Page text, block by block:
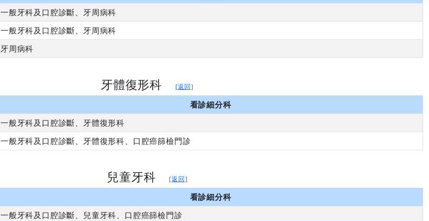
一般牙科及口腔診斷、牙周病科
一般牙科及口腔診斷、牙周病科
牙周病科
牙體復形科 [返回]
看診細分科
一般牙科及口腔診斷、牙體復形科
一般牙科及口腔診斷、牙體復形科、口腔癌篩檢門診
兒童牙科 [返回]
看診細分科
一般牙科及口腔診斷、兒童牙科、口腔癌篩檢門診